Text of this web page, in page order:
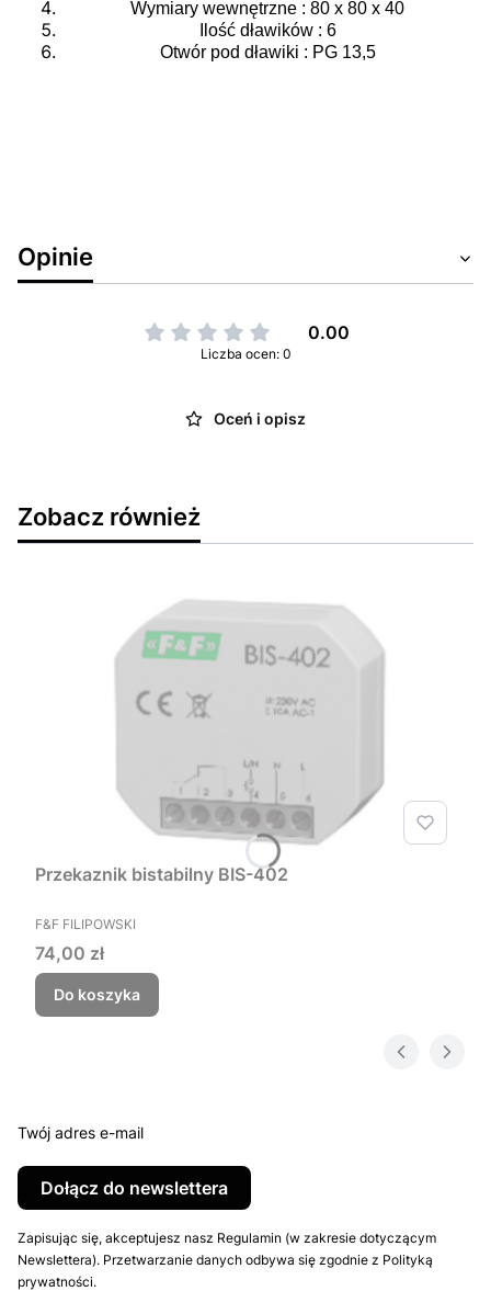
Wymiary wewnętrzne : 80 x 80 x 40
Ilość dławików : 6
Otwór pod dławiki : PG 13,5
Opinie
0.00
Liczba ocen: 0
Oceń i opisz
Zobacz również
Przekaznik bistabilny BIS-402
PRODUCENT
F&F FILIPOWSKI
Cena
74,00 zł
Do koszyka
Twój adres e-mail
Dołącz do newslettera
Zapisując się, akceptujesz nasz Regulamin (w zakresie dotyczącym
Newslettera). Przetwarzanie danych odbywa się zgodnie z Polityką
prywatności.